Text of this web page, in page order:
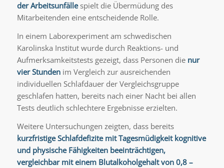
der Arbeitsunfällespielt die Übermüdung des
Mitarbeitenden eine entscheidende Rolle.
In einem Laborexperiment am schwedischen
Karolinska Institut wurde durch Reaktions- und
Aufmerksamkeitstests gezeigt, dass Personen die nur
vier Stundenim Vergleich zur ausreichenden
individuellen Schlafdauer der Vergleichsgruppe
geschlafen hatten, bereits nach einer Nacht bei allen
Tests deutlich schlechtere Ergebnisse erzielten.
Weitere Untersuchungen zeigten, dass bereits
kurzfristige Schlafdefizite mit Tagesmüdigkeit kognitive
und physische Fähigkeiten beeinträchtigen,
vergleichbar mit einem Blutalkoholgehalt von 0,8 –